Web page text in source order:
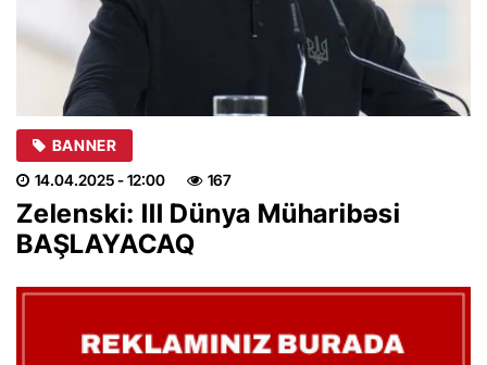
BANNER
14.04.2025- 12:00 167
Zelenski: III Dünya Müharibəsi
BAŞLAYACAQ